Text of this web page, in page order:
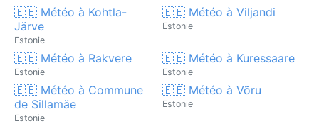
🇪🇪 Météo à Kohtla-
Järve
Estonie
🇪🇪 Météo à Viljandi
Estonie
🇪🇪 Météo à Rakvere
Estonie
🇪🇪 Météo à Kuressaare
Estonie
🇪🇪 Météo à Commune
de Sillamäe
Estonie
🇪🇪 Météo à Võru
Estonie